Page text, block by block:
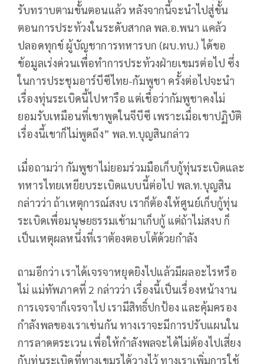
รับทราบตามขั้นตอนแล้ว หลังจากนี้จะนำไปสู่ขั้น
ตอนการประท้วงในระดับสากล พล.อ.พนา แคล้ว
ปลอดทุกข์ ผู้บัญชาการทหารบก (ผบ.ทบ.) ได้ขอ
ข้อมูลเร่งด่วนเพื่อทำการประท้วงฝ่ายเขมรต่อไป ซึ่ง
ในการประชุมอาร์บีซีไทย-กัมพูชา ครั้งต่อไปจะนำ
เรื่องทุ่นระเบิดนี้ไปหารือ แต่เชื่อว่ากัมพูชาคงไม่
ยอมรับเหมือนที่เขาพูดในจีบีซี เพราะเมื่อเขาปฏิบัติ
เรื่องนี้เขาก็ไม่พูดถึง” พล.ท.บุญสินกล่าว
เมื่อถามว่า กัมพูชาไม่ยอมร่วมมือเก็บกู้ทุ่นระเบิดและ
ทหารไทยเหยียบระเบิดแบบนี้ต่อไป พล.ท.บุญสิน
กล่าวว่า ถ้าเหตุการณ์สงบ เราก็ต้องให้ศูนย์เก็บกู้ทุ่น
ระเบิดเพื่อมนุษยธรรมเข้ามาเก็บกู้ แต่ถ้าไม่สงบ ก็
เป็นเหตุผลหนึ่งที่เราต้องตอบโต้ด้วยกำลัง
ถามอีกว่า เราได้เจรจาหยุดยิงไปแล้วมีผลอะไรหรือ
ไม่ แม่ทัพภาคที่ 2 กล่าวว่า เรื่องนี้เป็นเรื่องหน้างาน
การเจรจาก็เจรจาไป เรามีสิทธิ์ปกป้อง และคุ้มครอง
กำลังพลของเราเช่นกัน ทางเราจะมีการปรับแผนใน
การลาดตระเวน เพื่อให้กำลังพลจะได้ไม่ต้องไปเสี่ยง
กับทุ่นระเบิดที่ทางเขมรได้วางไว้ ทางเราเพิ่มการใช้